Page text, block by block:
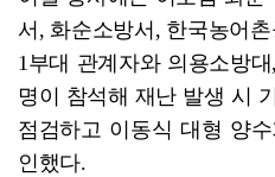
서, 화순소방서, 한국농어
1부대 관계자와 의용소방
명이 참석해 재난 발생 시
점검하고 이동식 대형 양
인했다.